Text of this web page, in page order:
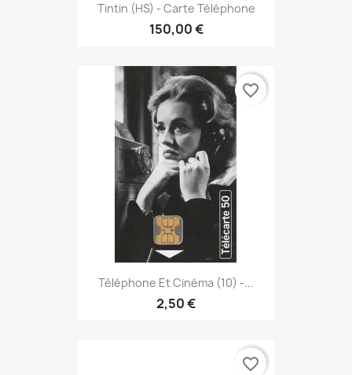
Tintin (HS) - Carte Téléphone
150,00 €
Téléphone Et Cinéma (10) -...
2,50 €
favorite_border
favorite_border